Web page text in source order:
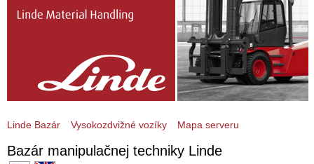
Bazár manipulačnej techniky Linde
Linde Bazár Vysokozdvižné vozíky Mapa serveru